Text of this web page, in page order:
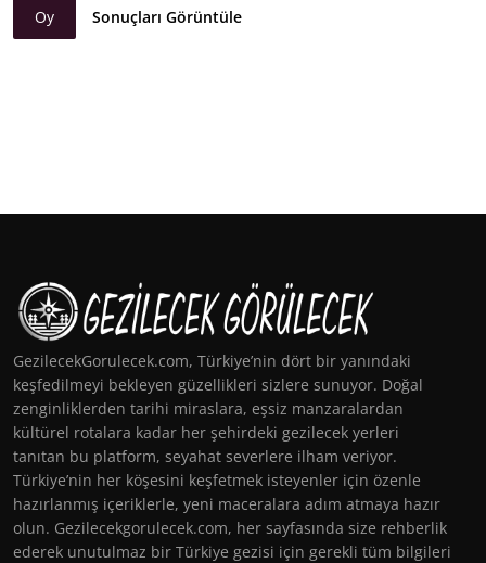
Oy Sonuçları Görüntüle
GezilecekGorulecek.com, Türkiye’nin dört bir yanındaki
keşfedilmeyi bekleyen güzellikleri sizlere sunuyor. Doğal
zenginliklerden tarihi miraslara, eşsiz manzaralardan
kültürel rotalara kadar her şehirdeki gezilecek yerleri
tanıtan bu platform, seyahat severlere ilham veriyor.
Türkiye’nin her köşesini keşfetmek isteyenler için özenle
hazırlanmış içeriklerle, yeni maceralara adım atmaya hazır
olun. Gezilecekgorulecek.com, her sayfasında size rehberlik
ederek unutulmaz bir Türkiye gezisi için gerekli tüm bilgileri